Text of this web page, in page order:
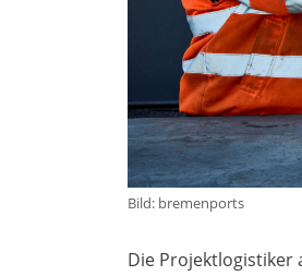
Bild: bremenports
Die Projektlogistiker